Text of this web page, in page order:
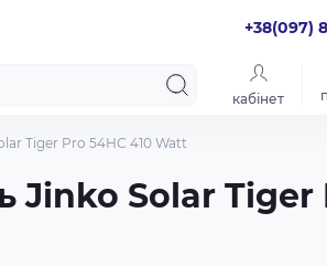
+38(097)
кабінет
Tiger Pro 54НС 410 Watt
Solar Tiger